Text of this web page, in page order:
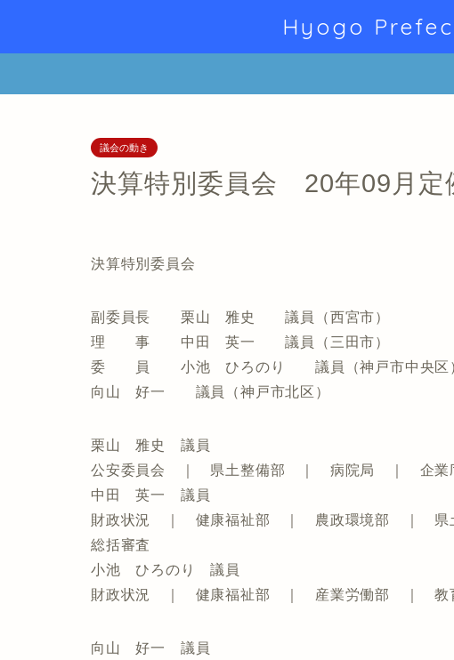
Hyogo
議会の動き
決算特別委員会 20年09月定
決算特別委員会
副委員長 栗山 雅史 議員（西宮市）
理 事 中田 英一 議員（三田市）
委 員 小池 ひろのり 議員（神戸市中央区
向山 好一 議員（神戸市北区）
栗山 雅史 議員
公安委員会 ｜ 県土整備部 ｜ 病院局 ｜ 企業
中田 英一 議員
財政状況 ｜ 健康福祉部 ｜ 農政環境部 ｜ 県
総括審査
小池 ひろのり 議員
財政状況 ｜ 健康福祉部 ｜ 産業労働部 ｜ 教
向山 好一 議員